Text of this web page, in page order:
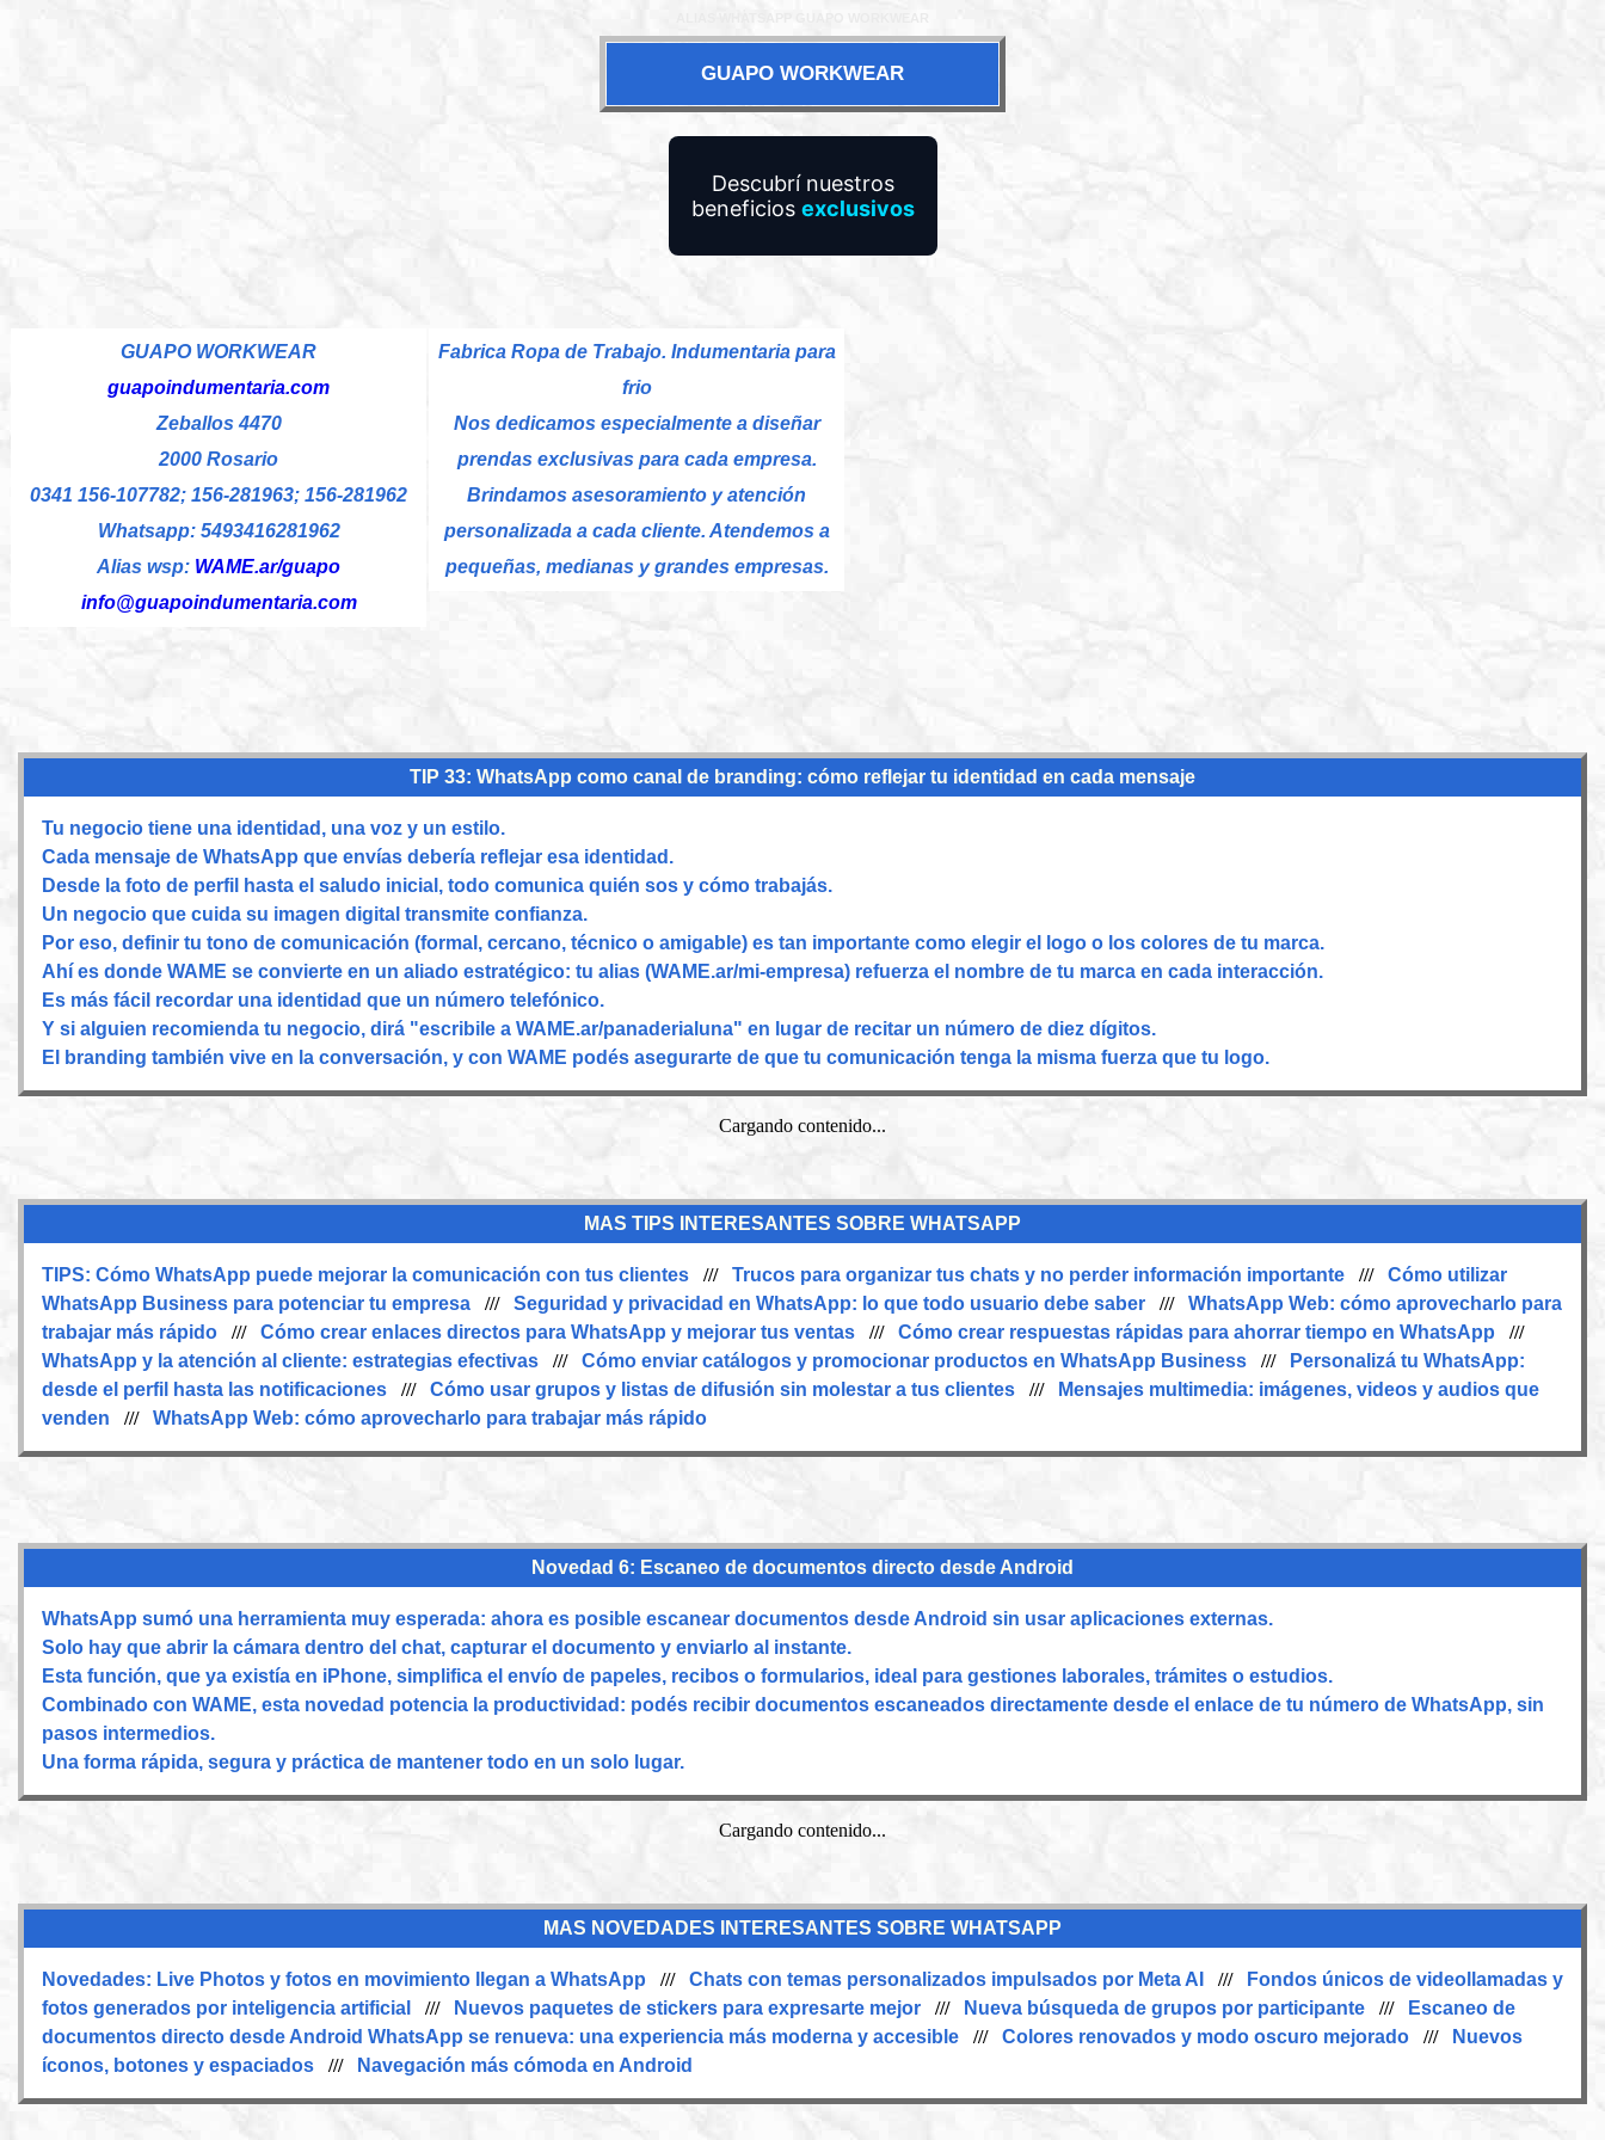
GUAPO WORKWEAR
Descubrí nuestros
beneficios exclusivos
GUAPO WORKWEAR
guapoindumentaria.com
Zeballos 4470
2000 Rosario
0341 156-107782; 156-281963; 156-281962
Whatsapp: 5493416281962
Alias wsp: WAME.ar/guapo
info@guapoindumentaria.com
Fabrica Ropa de Trabajo. Indumentaria para
frio
Nos dedicamos especialmente a diseñar
prendas exclusivas para cada empresa.
Brindamos asesoramiento y atención
personalizada a cada cliente. Atendemos a
pequeñas, medianas y grandes empresas.
TIP 33: WhatsApp como canal de branding: cómo reflejar tu identidad en cada mensaje
Tu negocio tiene una identidad, una voz y un estilo.
Cada mensaje de WhatsApp que envías debería reflejar esa identidad.
Desde la foto de perfil hasta el saludo inicial, todo comunica quién sos y cómo trabajás.
Un negocio que cuida su imagen digital transmite confianza.
Por eso, definir tu tono de comunicación (formal, cercano, técnico o amigable) es tan importante como elegir el logo o los colores de tu marca.
Ahí es donde WAME se convierte en un aliado estratégico: tu alias (WAME.ar/mi-empresa) refuerza el nombre de tu marca en cada interacción.
Es más fácil recordar una identidad que un número telefónico.
Y si alguien recomienda tu negocio, dirá "escribile a WAME.ar/panaderialuna" en lugar de recitar un número de diez dígitos.
El branding también vive en la conversación, y con WAME podés asegurarte de que tu comunicación tenga la misma fuerza que tu logo.
Cargando contenido...
MAS TIPS INTERESANTES SOBRE WHATSAPP
TIPS: Cómo WhatsApp puede mejorar la comunicación con tus clientes /// Trucos para organizar tus chats y no perder información importante /// Cómo utilizar
WhatsApp Business para potenciar tu empresa /// Seguridad y privacidad en WhatsApp: lo que todo usuario debe saber /// WhatsApp Web: cómo aprovecharlo para
trabajar más rápido /// Cómo crear enlaces directos para WhatsApp y mejorar tus ventas /// Cómo crear respuestas rápidas para ahorrar tiempo en WhatsApp ///
WhatsApp y la atención al cliente: estrategias efectivas /// Cómo enviar catálogos y promocionar productos en WhatsApp Business ///
Personalizá tu WhatsApp:
desde el perfil hasta las notificaciones /// Cómo usar grupos y listas de difusión sin molestar a tus clientes ///
Mensajes multimedia: imágenes, videos y audios que
venden /// WhatsApp Web: cómo aprovecharlo para trabajar más rápido
Novedad 6: Escaneo de documentos directo desde Android
WhatsApp sumó una herramienta muy esperada: ahora es posible escanear documentos desde Android sin usar aplicaciones externas.
Solo hay que abrir la cámara dentro del chat, capturar el documento y enviarlo al instante.
Esta función, que ya existía en iPhone, simplifica el envío de papeles, recibos o formularios, ideal para gestiones laborales, trámites o estudios.
Combinado con WAME, esta novedad potencia la productividad: podés recibir documentos escaneados directamente desde el enlace de tu número de WhatsApp, sin
pasos intermedios.
Una forma rápida, segura y práctica de mantener todo en un solo lugar.
Cargando contenido...
MAS NOVEDADES INTERESANTES SOBRE WHATSAPP
Novedades: Live Photos y fotos en movimiento llegan a WhatsApp /// Chats con temas personalizados impulsados por Meta AI ///
Fondos únicos de videollamadas y
fotos generados por inteligencia artificial
/// Nuevos paquetes de stickers para expresarte mejor /// Nueva búsqueda de grupos por participante ///
Escaneo de
documentos directo desde Android WhatsApp se renueva: una experiencia más moderna y accesible /// Colores renovados y modo oscuro mejorado ///
Nuevos
íconos, botones y espaciados /// Navegación más cómoda en Android